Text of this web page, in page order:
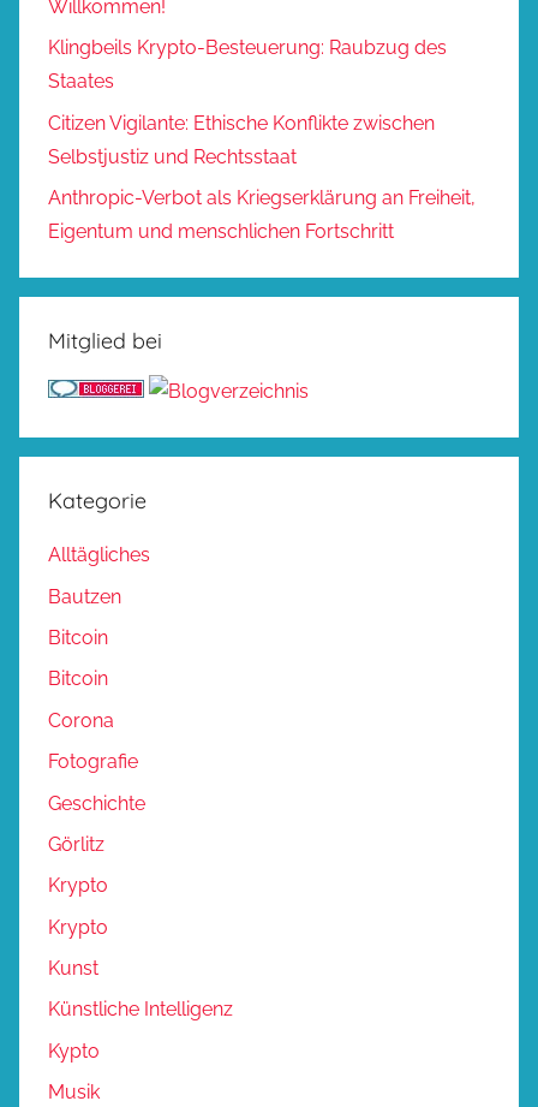
Willkommen!
Klingbeils Krypto-Besteuerung: Raubzug des
Staates
Citizen Vigilante: Ethische Konflikte zwischen
Selbstjustiz und Rechtsstaat
Anthropic-Verbot als Kriegserklärung an Freiheit,
Eigentum und menschlichen Fortschritt
Mitglied bei
Kategorie
Alltägliches
Bautzen
Bitcoin
Bitcoin
Corona
Fotografie
Geschichte
Görlitz
Krypto
Krypto
Kunst
Künstliche Intelligenz
Kypto
Musik